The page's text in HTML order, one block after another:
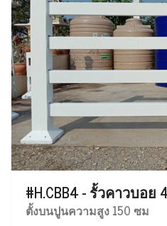
#H.CBB4 - รั้วคาวบอ
ตั้งบนปูนความสูง 150 ซม